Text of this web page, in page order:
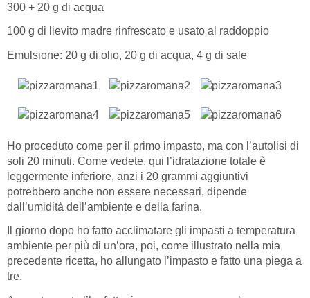
300 + 20 g di acqua
100 g di lievito madre rinfrescato e usato al raddoppio
Emulsione: 20 g di olio, 20 g di acqua, 4 g di sale
Ho proceduto come per il primo impasto, ma con l’autolisi di
soli 20 minuti. Come vedete, qui l’idratazione totale è
leggermente inferiore, anzi i 20 grammi aggiuntivi
potrebbero anche non essere necessari, dipende
dall’umidità dell’ambiente e della farina.
Il giorno dopo ho fatto acclimatare gli impasti a temperatura
ambiente per più di un’ora, poi, come illustrato nella mia
precedente ricetta, ho allungato l’impasto e fatto una piega a
tre.